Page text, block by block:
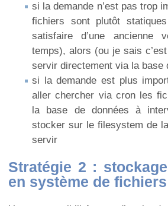
si la demande n’est pas trop
fichiers sont plutôt
satisfaire d’une ancienne
temps), alors (ou je sais c’est
servir directement via la base
si la demande est plus
aller chercher via cron les
la base de données à
stocker sur le filesystem de
servir
Stratégie 2 :
en système de fichiers